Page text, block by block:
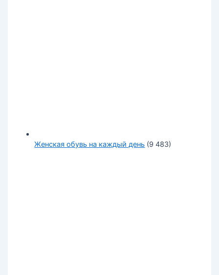
Женская обувь на каждый день (9 483)